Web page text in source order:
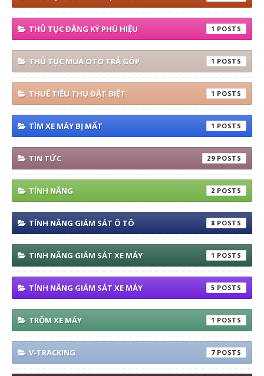
THỦ TỤC ĐĂNG KÝ PHÙ HIỆU 1
THỦ TỤC MUA OTO TRẢ GÓP 1
THUẾ TIÊU THỤ ĐẶT BIỆT 1
TÌM XE MÁY BỊ MẤT 1
TIN TỨC 29
TÍNH NĂNG 2
TÍNH NĂNG GIÁM SÁT Ô TÔ 8
TINH NĂNG GIÁM SÁT XE MÁY 1
TÍNH NĂNG GIÁM SÁT XE MÁY 5
TRỘM XE MÁY 1
V-TRACKING 7